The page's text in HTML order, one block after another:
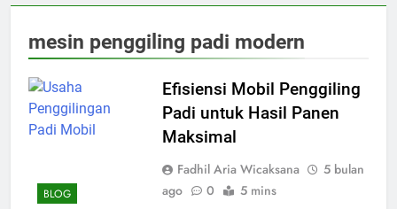
mesin penggiling padi modern
BLOG
Efisiensi Mobil Penggiling
Padi untuk Hasil Panen
Maksimal
Fadhil Aria Wicaksana
5 bulan
ago
0 5 mins